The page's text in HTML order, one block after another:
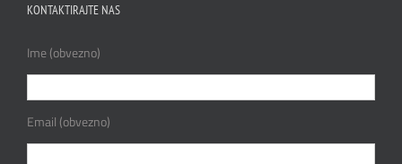
KONTAKTIRAJTE NAS
Ime (obvezno)
Email (obvezno)